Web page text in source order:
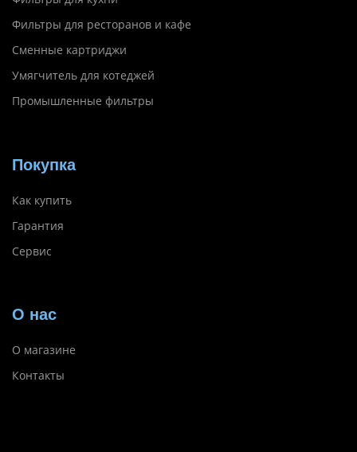
Фильтры для ресторанов и кафе
Сменные картриджи
Умягчитель для котеджей
Промышленные фильтры
Покупка
Как купить
Гарантия
Сервис
О нас
О магазине
Контакты